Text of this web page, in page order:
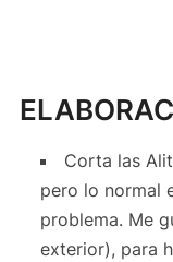
Corta las
pero lo normal
problema. Me
exterior), para